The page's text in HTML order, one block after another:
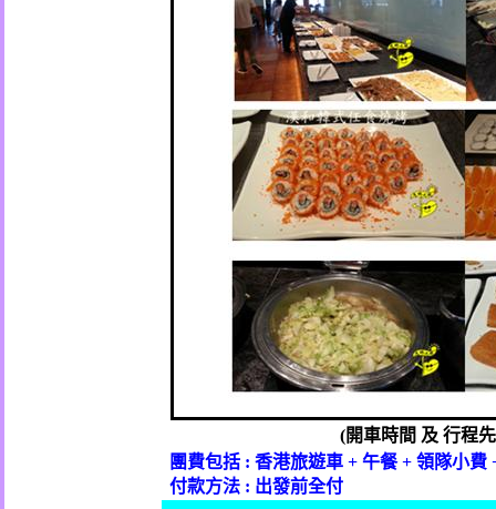
(開車時間 及 行程
團費包括 :香港旅遊車 +午餐+領隊小費
付款方法 : 出發前全付